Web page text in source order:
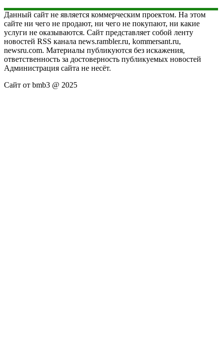
Данный сайт не является коммерческим проектом. На этом
сайте ни чего не продают, ни чего не покупают, ни какие
услуги не оказываются. Сайт представляет собой ленту
новостей RSS канала news.rambler.ru, kommersant.ru,
newsru.com. Материалы публикуются без искажения,
ответственность за достоверность публикуемых новостей
Администрация сайта не несёт.
Сайт от bmb3 @ 2025